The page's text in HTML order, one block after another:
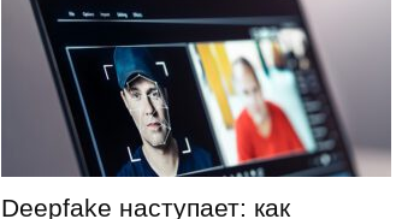
Deepfake наступает: как